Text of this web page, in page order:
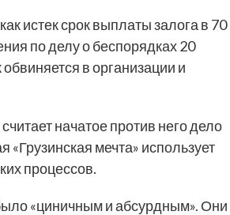
истек срок выплаты залога в 70
по делу о беспорядках 20
в организации и
начатое против него дело
мечта» использует
процессов.
«циничным и абсурдным». Они